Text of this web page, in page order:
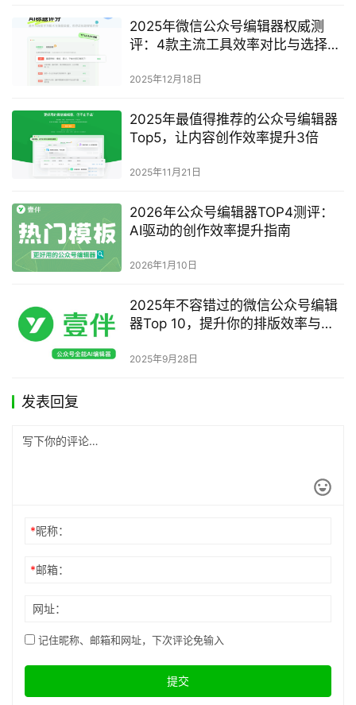
2025年微信公众号编辑器权威测
评：4款主流工具效率对比与选择指
2025年12月18日
2025年最值得推荐的公众号编辑器
Top5，让内容创作效率提升3倍
2025年11月21日
2026年公众号编辑器TOP4测评：
AI驱动的创作效率提升指南
2026年1月10日
2025年不容错过的微信公众号编辑
器Top 10，提升你的排版效率与内
2025年9月28日
发表回复
*昵称：
*邮箱：
网址：
记住昵称、邮箱和网址，下次评论免输入
提交